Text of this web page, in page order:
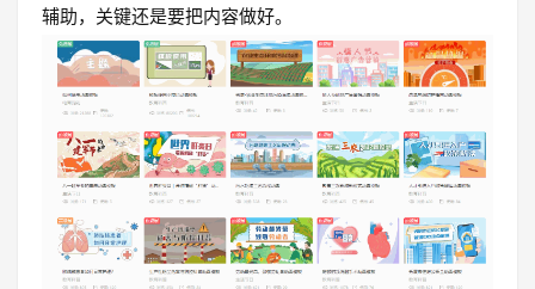
辅助，关键还是要把内容做好。